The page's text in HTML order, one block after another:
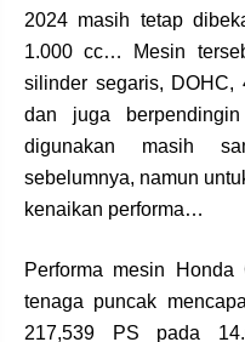
2024 masih tetap
1.000 cc… Mesin
silinder segaris, DOHC,
dan juga
digunakan masih
sebelumnya, namun
kenaikan performa…
Performa mesin
tenaga puncak
217,539 PS pada